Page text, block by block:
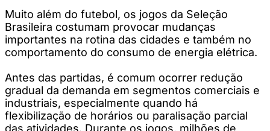
Muito além do futebol, os jogos da Seleção
Brasileira costumam provocar mudanças
importantes na rotina das cidades e também no
comportamento do consumo de energia elétrica.
Antes das partidas, é comum ocorrer redução
gradual da demanda em segmentos comerciais e
industriais, especialmente quando há
flexibilização de horários ou paralisação parcial
das atividades. Durante os jogos, milhões de